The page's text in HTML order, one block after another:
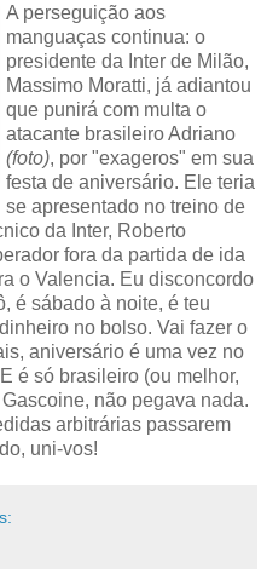
A perseguição aos
manguaças continua: o
presidente da Inter de Milão,
Massimo Moratti, já adiantou
que punirá com multa o
atacante brasileiro Adriano
(foto), por "exageros" em sua
festa de aniversário. Ele teria
se apresentado no treino de
da Inter, Roberto
fora da partida de ida
o Valencia. Eu disconcordo
é sábado à noite, é teu
no bolso. Vai fazer o
aniversário é uma vez no
é só brasileiro (ou melhor,
não pegava nada.
arbitrárias passarem
uni-vos!